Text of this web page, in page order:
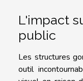
L'impact
public
Les structures
outil